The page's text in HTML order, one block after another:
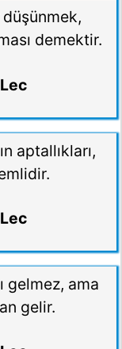
düşünmek,
demektir.
aptallıkları,
gelmez, ama
gelir.